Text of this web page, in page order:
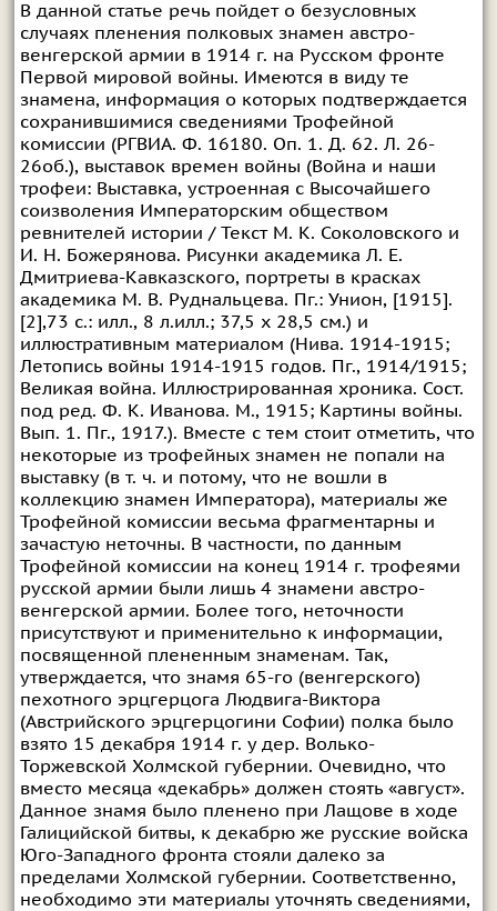
В данной статье речь пойдет о безусловных
случаях пленения полковых знамен австро-
венгерской армии в 1914 г. на Русском фронте
Первой мировой войны. Имеются в виду те
знамена, информация о которых подтверждается
сохранившимися сведениями Трофейной
комиссии (РГВИА. Ф. 16180. Оп. 1. Д. 62. Л. 26-
26об.), выставок времен войны (Война и наши
трофеи: Выставка, устроенная с Высочайшего
соизволения Императорским обществом
ревнителей истории / Текст М. К. Соколовского и
И. Н. Божерянова. Рисунки академика Л. Е.
Дмитриева-Кавказского, портреты в красках
академика М. В. Руднальцева. Пг.: Унион, [1915].
[2],73 с.: илл., 8 л.илл.; 37,5 x 28,5 см.) и
иллюстративным материалом (Нива. 1914-1915;
Летопись войны 1914-1915 годов. Пг., 1914/1915;
Великая война. Иллюстрированная хроника. Сост.
под ред. Ф. К. Иванова. М., 1915; Картины войны.
Вып. 1. Пг., 1917.). Вместе с тем стоит отметить, что
некоторые из трофейных знамен не попали на
выставку (в т. ч. и потому, что не вошли в
коллекцию знамен Императора), материалы же
Трофейной комиссии весьма фрагментарны и
зачастую неточны. В частности, по данным
Трофейной комиссии на конец 1914 г. трофеями
русской армии были лишь 4 знамени австро-
венгерской армии. Более того, неточности
присутствуют и применительно к информации,
посвященной плененным знаменам. Так,
утверждается, что знамя 65-го (венгерского)
пехотного эрцгерцога Людвига-Виктора
(Австрийского эрцгерцогини Софии) полка было
взято 15 декабря 1914 г. у дер. Волько-
Торжевской Холмской губернии. Очевидно, что
вместо месяца «декабрь» должен стоять «август».
Данное знамя было пленено при Лащове в ходе
Галицийской битвы, к декабрю же русские войска
Юго-Западного фронта стояли далеко за
пределами Холмской губернии. Соответственно,
необходимо эти материалы уточнять сведениями,